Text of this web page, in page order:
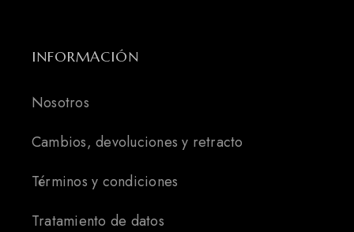
INFORMACIÓN
Nosotros
Cambios, devoluciones y retracto
Términos y condiciones
Tratamiento de datos